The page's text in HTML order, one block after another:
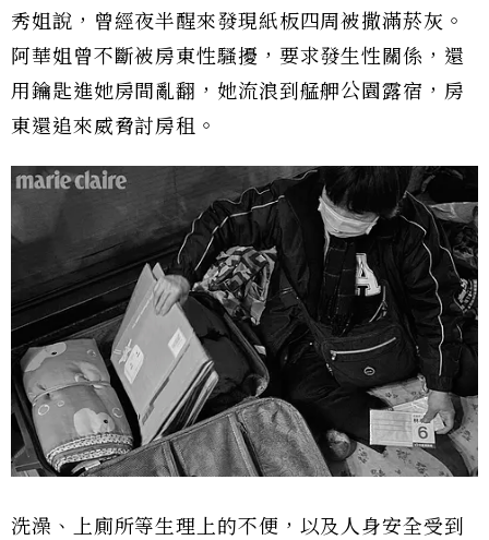
秀姐說，曾經夜半醒來發現紙板四周被撒滿菸灰。
阿華姐曾不斷被房東性騷擾，要求發生性關係，還
用鑰匙進她房間亂翻，她流浪到艋舺公園露宿，房
東還追來威脅討房租。
洗澡、上廁所等生理上的不便，以及人身安全受到